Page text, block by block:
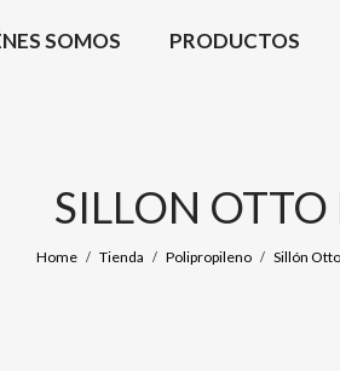
SOMOS PRODUCTOS
SILLON OTTO
Home / Tienda / Polipropileno / Sillón Otto